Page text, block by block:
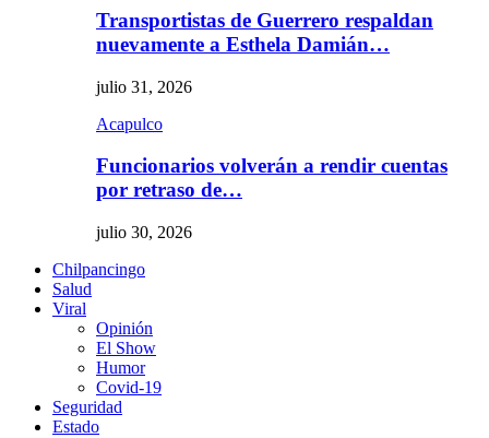
Transportistas de Guerrero respaldan
nuevamente a Esthela Damián…
julio 31, 2026
Acapulco
Funcionarios volverán a rendir cuentas
por retraso de…
julio 30, 2026
Chilpancingo
Salud
Viral
Opinión
El Show
Humor
Covid-19
Seguridad
Estado